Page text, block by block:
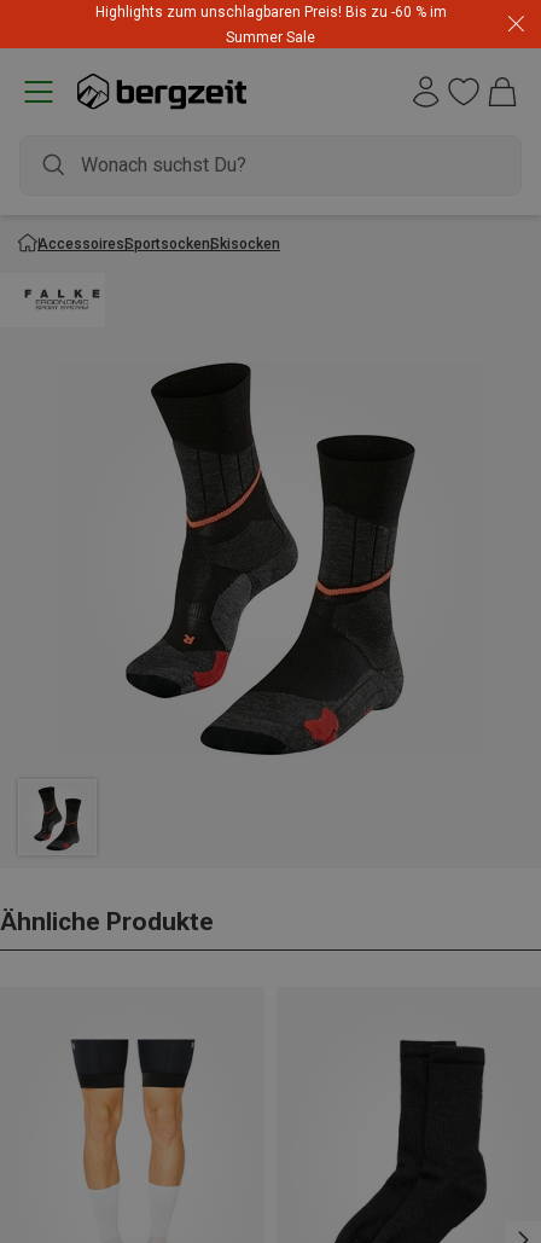
Highlights zum unschlagbaren Preis! Bis zu -60 % im
Summer Sale
AccessoiresSportsockenSkisocken
Ähnliche Produkte